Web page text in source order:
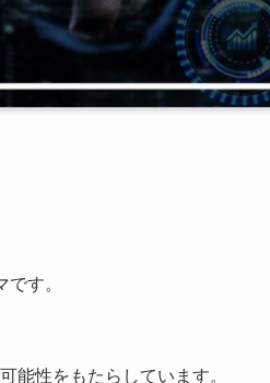
す。
能性をもたらしています。